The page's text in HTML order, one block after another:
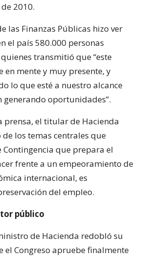
2010.
las Finanzas Públicas hizo ver
el país 580.000 personas
transmitió que “este
en mente y muy presente, y
lo que esté a nuestro alcance
generando oportunidades”.
prensa, el titular de Hacienda
los temas centrales que
Contingencia que prepara el
frente a un empeoramiento de
internacional, es
del empleo.
público
de Hacienda redobló su
el Congreso apruebe finalmente